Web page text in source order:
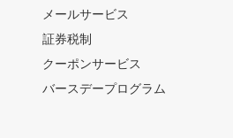
メールサービス
証券税制
クーポンサービス
バースデープログラム